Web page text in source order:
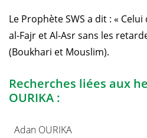
Le Prophète SWS a dit : «
al-Fajr et Al-Asr sans les
(Boukhari et Mouslim).
Recherches liées aux
OURIKA :
Adan OURIKA